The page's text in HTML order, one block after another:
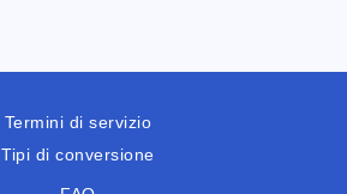
Termini di servizio
Tipi di conversione